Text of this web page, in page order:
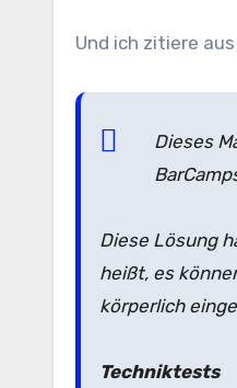
Und ich zitiere
Dieses
Diese Lösung
heißt, es
körperlich
Techniktests